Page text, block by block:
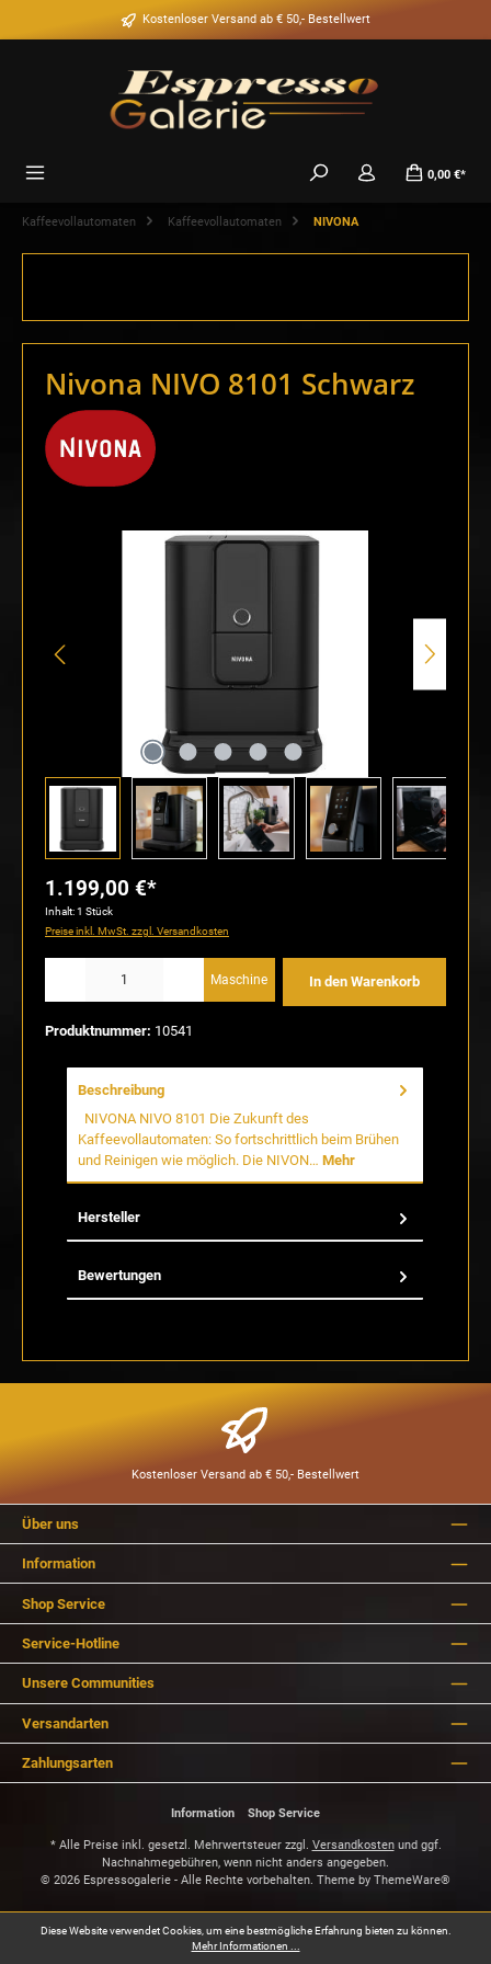
Kostenloser Versand ab € 50,- Bestellwert
0,00 €*
Kaffeevollautomaten Kaffeevollautomaten NIVONA
Nivona NIVO 8101 Schwarz
Bildergalerie überspringen
1.199,00 €*
Inhalt:1 Stück
Preise inkl. MwSt. zzgl. Versandkosten
Maschine In den Warenkorb
Produktnummer: 10541
Beschreibung
NIVONA NIVO 8101 Die Zukunft des
Kaffeevollautomaten: So fortschrittlich beim Brühen
und Reinigen wie möglich. Die NIVON… Mehr
Hersteller
Bewertungen
Kostenloser Versand ab € 50,- Bestellwert
Über uns
Information
Shop Service
Service-Hotline
Unsere Communities
Versandarten
Zahlungsarten
Information Shop Service
* Alle Preise inkl. gesetzl. Mehrwertsteuer zzgl. Versandkostenund ggf.
Nachnahmegebühren, wenn nicht anders angegeben.
© 2026 Espressogalerie - Alle Rechte vorbehalten. Theme by ThemeWare®
Diese Website verwendet Cookies, um eine bestmögliche Erfahrung bieten zu können.
Mehr Informationen ...